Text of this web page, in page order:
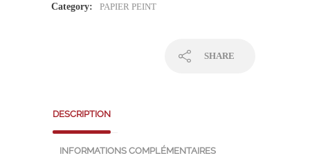
Category: PAPIER PEINT
SHARE
DESCRIPTION
INFORMATIONS COMPLÉMENTAIRES